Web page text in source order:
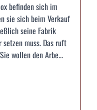
befinden sich im
sie sich beim Verkauf
seine Fabrik
muss. Das ruft
wollen den Arbe...